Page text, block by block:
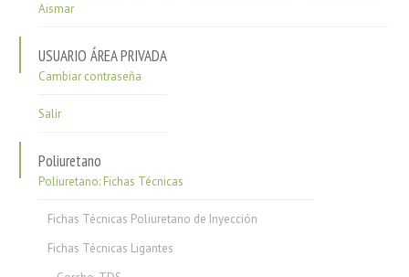
Aismar
USUARIO ÁREA PRIVADA
Cambiar contraseña
Salir
Poliuretano
Poliuretano: Fichas Técnicas
Fichas Técnicas Poliuretano de Inyección
Fichas Técnicas Ligantes